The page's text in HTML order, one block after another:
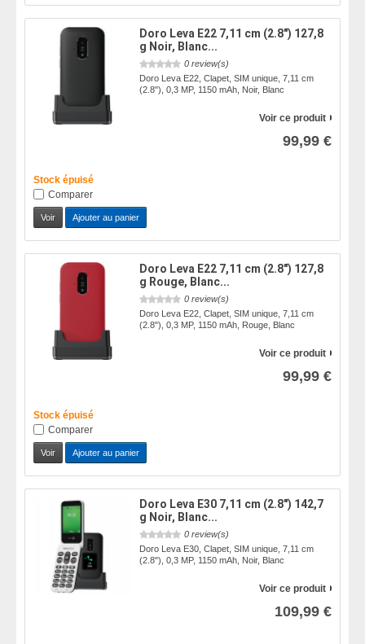
Doro Leva E22 7,11 cm (2.8") 127,8
g Noir, Blanc...
0 review(s)
Doro Leva E22, Clapet, SIM unique, 7,11 cm
(2.8"), 0,3 MP, 1150 mAh, Noir, Blanc
Voir ce produit
99,99 €
Stock épuisé
Comparer
Voir Ajouter au panier
Doro Leva E22 7,11 cm (2.8") 127,8
g Rouge, Blanc...
0 review(s)
Doro Leva E22, Clapet, SIM unique, 7,11 cm
(2.8"), 0,3 MP, 1150 mAh, Rouge, Blanc
Voir ce produit
99,99 €
Stock épuisé
Comparer
Voir Ajouter au panier
Doro Leva E30 7,11 cm (2.8") 142,7
g Noir, Blanc...
0 review(s)
Doro Leva E30, Clapet, SIM unique, 7,11 cm
(2.8"), 0,3 MP, 1150 mAh, Noir, Blanc
Voir ce produit
109,99 €